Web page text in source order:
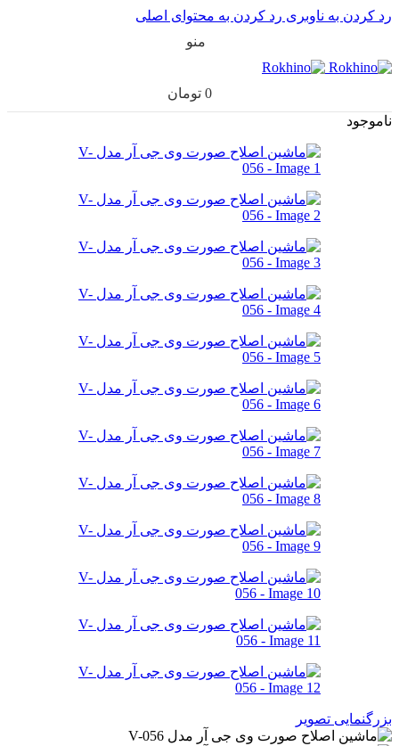
رد کردن به ناوبری رد کردن به محتوای اصلی
منو
0 تومان
ناموجود
بزرگنمایی تصویر